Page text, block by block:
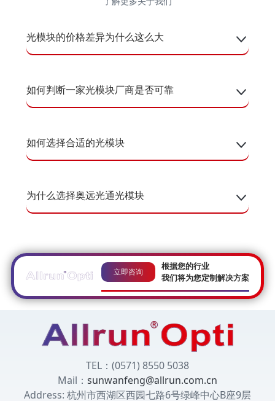
光模块的价格差异为什么这么大
如何判断一家光模块厂商是否可靠
如何选择合适的光模块
为什么选择奥远光通光模块
立即咨询
根据您的行业
我们将为您定制解决方案
TEL：(0571) 8550 5038
Mail： sunwanfeng@allrun.com.cn
Address: 杭州市西湖区西园七路6号绿峰中心B座9层